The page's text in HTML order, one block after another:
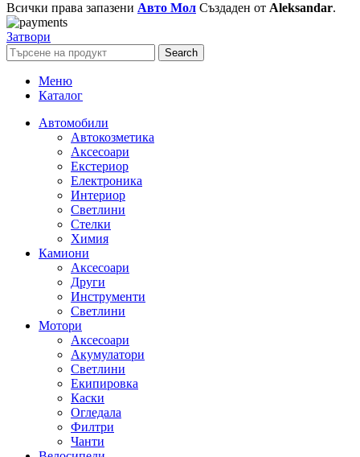
Всички права запазени Авто Мол Създаден от Aleksandar.
Затвори
Search
Меню
Каталог
Автомобили
Автокозметика
Аксесоари
Екстериор
Електроника
Интериор
Светлини
Стелки
Химия
Камиони
Аксесоари
Други
Инструменти
Светлини
Мотори
Аксесоари
Акумулатори
Светлини
Екипировка
Каски
Огледала
Филтри
Чанти